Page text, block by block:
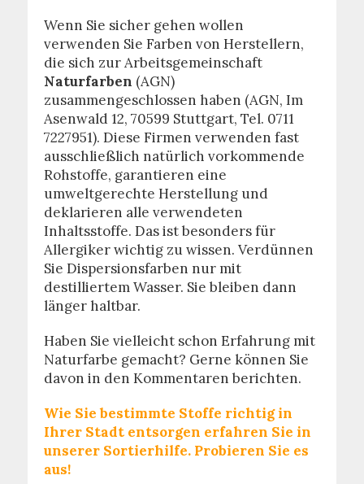
Wenn Sie sicher gehen wollen
verwenden Sie Farben von Herstellern,
die sich zur Arbeitsgemeinschaft
Naturfarben (AGN)
zusammengeschlossen haben (AGN, Im
Asenwald 12, 70599 Stuttgart, Tel. 0711
7227951). Diese Firmen verwenden fast
ausschließlich natürlich vorkommende
Rohstoffe, garantieren eine
umweltgerechte Herstellung und
deklarieren alle verwendeten
Inhaltsstoffe. Das ist besonders für
Allergiker wichtig zu wissen. Verdünnen
Sie Dispersionsfarben nur mit
destilliertem Wasser. Sie bleiben dann
länger haltbar.
Haben Sie vielleicht schon Erfahrung mit
Naturfarbe gemacht? Gerne können Sie
davon in den Kommentaren berichten.
Wie Sie bestimmte Stoffe richtig in
Ihrer Stadt entsorgen erfahren Sie in
unserer Sortierhilfe. Probieren Sie es
aus!